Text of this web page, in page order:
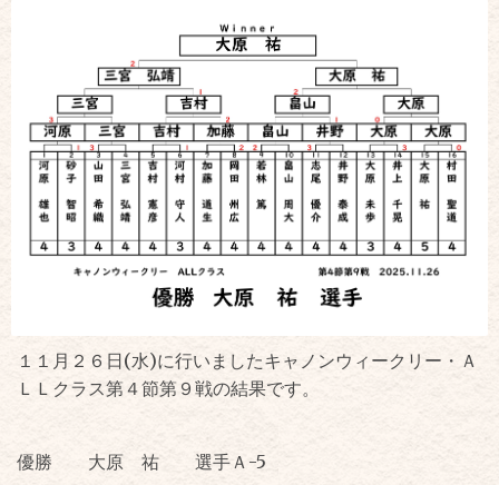
１１月２６日(水)に行いましたキャノンウィークリー・Ａ
ＬＬクラス第４節第９戦の結果です。
優勝 大原 祐 選手Ａ-5